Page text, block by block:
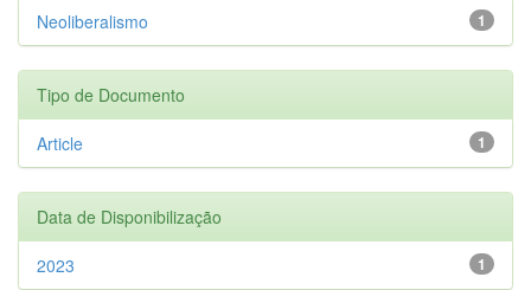
1
Neoliberalismo
Tipo de Documento
1
Article
Data de Disponibilização
1
2023